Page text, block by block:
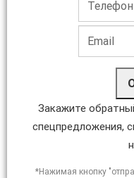
Закажите
спецпредложения,
*Нажимая кнопку